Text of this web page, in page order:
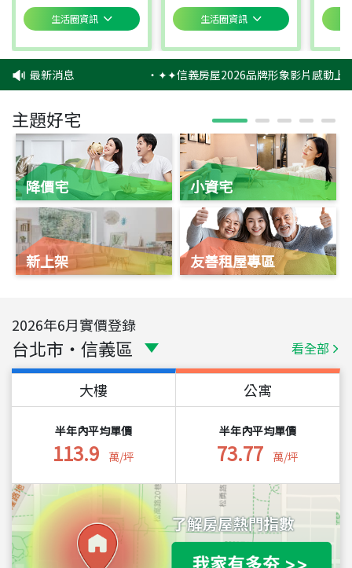
生活圈資訊 生活圈資訊
最新消息 ‧✦✦信義房屋2026品牌形象影片感動上
主題好宅
降價宅
新上架
小資宅
友善租屋專區
2026年6月實價登錄
台北市 ・ 信義區 看全部
大樓
半年內平均單價
113.9 萬/坪
公寓
半年內平均單價
73.77 萬/坪